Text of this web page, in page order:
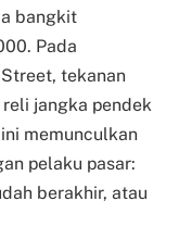
bangkit
Pada
tekanan
jangka pendek
memunculkan
pelaku pasar:
berakhir, atau